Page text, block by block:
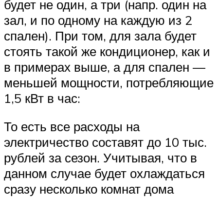
будет не один, а три (напр. один на
зал, и по одному на каждую из 2
спален). При том, для зала будет
стоять такой же кондиционер, как и
в примерах выше, а для спален —
меньшей мощности, потребляющие
1,5 кВт в час:
То есть все расходы на
электричество составят до 10 тыс.
рублей за сезон. Учитывая, что в
данном случае будет охлаждаться
сразу несколько комнат дома